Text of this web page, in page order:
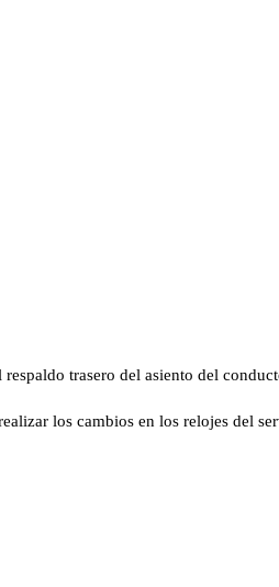
trasero del asiento del
los cambios en los relojes del